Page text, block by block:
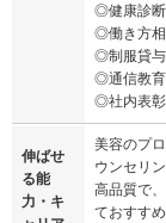
◎健康診
◎働き方相
◎制服貸与
◎通信教
◎社内表
伸ばせ
る能
力・キ
美容のプ
ウンセリ
高品質で
ておすす